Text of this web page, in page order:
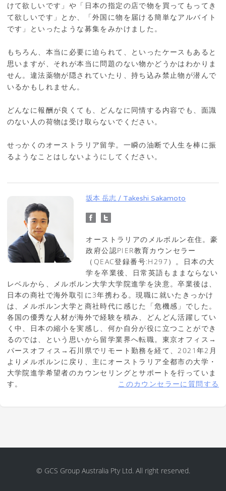
けて欲しいです」や「日本の指定の店で物を買ってもってき
て欲しいです」とか、「外国に物を届ける簡単なアルバイト
です」といったような募集をみかけました。
もちろん、本当に必要に迫られて、といったケースもあると
思いますが、それが本当に問題のない物かどうかはわかりま
せん。違法薬物が隠されていたり、持ち込み禁止物が潜んで
いるかもしれません。
どんなに報酬が良くても、どんなに同情する内容でも、面識
のない人の荷物は受け取らないでください。
せっかくのオーストラリア留学。一瞬の油断で人生を棒に振
るようなことはしないようにしてください。
坂本 岳志 / Takeshi Sakamoto
オーストラリアのメルボルン在住。豪
政府公認PIER教育カウンセラー
（QEAC登録番号:H297）。日本の大
学を卒業後、日常英語もままならない
レベルから、メルボルン大学大学院進学を決意。卒業後は、
日本の商社で海外取引に3年携わる。現職に就いたきっかけ
は、メルボルン大学と商社時代に感じた「危機感」でした。
各国の優秀な人材が海外で経験を積み、どんどん活躍してい
く中、日本の縮小を実感し、何か自分が役に立つことができ
るのでは、という思いから留学業界へ転職。東京オフィス→
パースオフィス→石川県でリモート勤務を経て、2021年2月
よりメルボルンに戻り、主にオーストラリア全都市の大学・
大学院進学希望者のカウンセリングとサポートを行っていま
す。
このカウンセラーに質問する
© GCS Group Australia Pty Ltd. All right reserved.